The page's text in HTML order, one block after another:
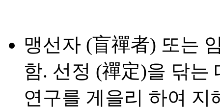
맹선자 (盲禪者) 또는
함. 선정 (禪定)을 닦는
연구를 게을리 하여